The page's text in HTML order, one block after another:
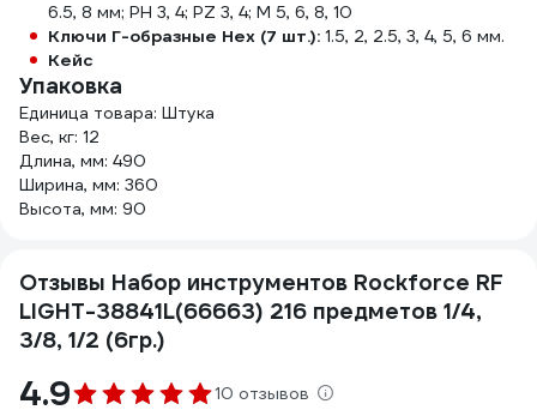
6.5, 8 мм; PH 3, 4; PZ 3, 4; M 5, 6, 8, 10
Ключи Г-образные Hex (7 шт.): 1.5, 2, 2.5, 3, 4, 5, 6 мм.
Кейс
Упаковка
Единица товара: Штука
Вес, кг: 12
Длина, мм: 490
Ширина, мм: 360
Высота, мм: 90
Отзывы Набор инструментов Rockforce RF
LIGHT-38841L(66663) 216 предметов 1/4,
3/8, 1/2 (6гр.)
4.9 10 отзывов